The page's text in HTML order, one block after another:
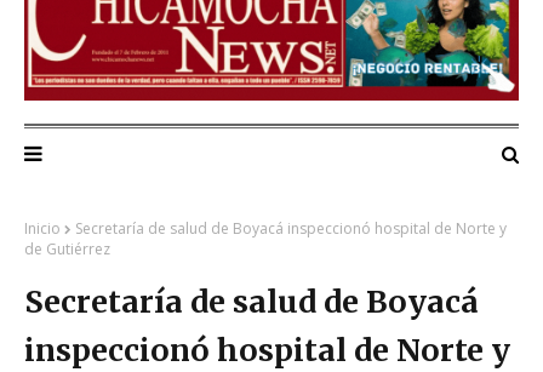
Inicio
Secretaría de salud de Boyacá inspeccionó hospital de Norte y
de Gutiérrez
Secretaría de salud de Boyacá
inspeccionó hospital de Norte y